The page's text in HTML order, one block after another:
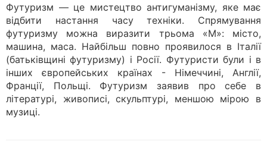
Футуризм — це мистецтво антигуманізму, яке має
відбити настання часу техніки. Спрямування
футуризму можна виразити трьома «М»: місто,
машина, маса. Найбільш повно проявилося в Італії
(батьківщині футуризму) і Росії. Футуристи були і в
інших європейських країнах - Німеччині, Англії,
Франції, Польщі. Футуризм заявив про себе в
літературі, живописі, скульптурі, меншою мірою в
музиці.